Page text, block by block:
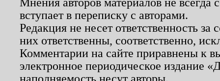
вступает в переписку с авторами.
Редакция не несет ответственность
них ответственны, соответственно,
Комментарии на сайте приравнены к
электронное периодическое издание
наполняемость несут авторы.